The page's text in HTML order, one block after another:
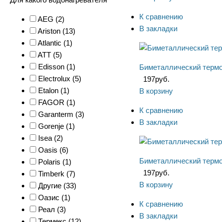
AEG (2)
Ariston (13)
Atlantic (1)
ATT (5)
Edisson (1)
Electrolux (5)
Etalon (1)
FAGOR (1)
Garanterm (3)
Gorenje (1)
Isea (2)
Oasis (6)
Polaris (1)
Timberk (7)
Другие (33)
Оазис (1)
Реал (3)
К сравнению
В закладки
Биметаллический
197руб.
В корзину
К сравнению
В закладки
Биметаллический
197руб.
В корзину
К сравнению
В закладки